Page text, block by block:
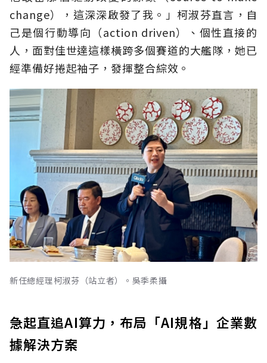
change），這深深啟發了我。」柯淑芬直言，自
己是個行動導向（action driven）、個性直接的
人，面對佳世達這樣橫跨多個賽道的大艦隊，她已
經準備好捲起袖子，發揮整合綜效。
新任總經理柯淑芬（站立者）。吳季柔攝
急起直追AI算力，布局「AI規格」企業數
據解決方案